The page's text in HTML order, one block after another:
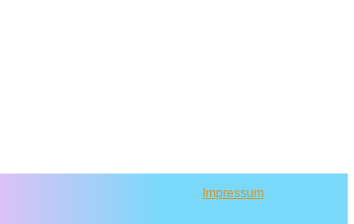
Impressum